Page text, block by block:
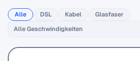
Alle DSL Kabel Glasfaser